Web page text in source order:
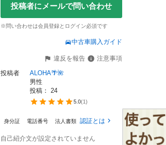
投稿者にメールで問い合わせ
※問い合わせは会員登録とログイン必須です
中古車購入ガイド
違反を報告
注意事項
投稿者
ALOHA🌴🌺
男性
投稿： 24
5.0(1)
身分証 電話番号 法人書類 認証とは
自己紹介文が設定されていません